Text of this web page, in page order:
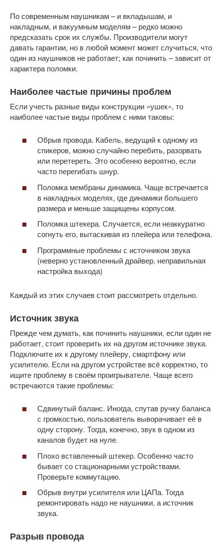
По современным наушникам – и вкладышам, и
накладным, и вакуумным моделям – редко можно
предсказать срок их службы. Производители могут
давать гарантии, но в любой момент может случиться, что
один из наушников не работает; как починить – зависит от
характера поломки.
Наиболее частые причины проблем
Если учесть разные виды конструкции «ушек», то
наиболее частые виды проблем с ними таковы:
Обрыв провода. Кабель, ведущий к одному из
спикеров, можно случайно перебить, разорвать
или перетереть. Это особенно вероятно, если
часто перегибать шнур.
Поломка мембраны динамика. Чаще встречается
в накладных моделях, где динамики большего
размера и меньше защищены корпусом.
Поломка штекера. Случается, если неаккуратно
согнуть его, вытаскивая из плейера или телефона.
Программные проблемы с источником звука
(неверно установленный драйвер, неправильная
настройка выхода)
Каждый из этих случаев стоит рассмотреть отдельно.
Источник звука
Прежде чем думать, как починить наушники, если один не
работает, стоит проверить их на другом источнике звука.
Подключите их к другому плейеру, смартфону или
усилителю. Если на другом устройстве всё корректно, то
ищите проблему в своём проигрывателе. Чаще всего
встречаются такие проблемы:
Сдвинутый баланс. Иногда, спутав ручку баланса
с громкостью, пользователь выворачивает её в
одну сторону. Тогда, конечно, звук в одном из
каналов будет на нуле.
Плохо вставленный штекер. Особенно часто
бывает со стационарными устройствами.
Проверьте коммутацию.
Обрыв внутри усилителя или ЦАПа. Тогда
ремонтировать надо не наушники, а источник
звука.
Разрыв провода